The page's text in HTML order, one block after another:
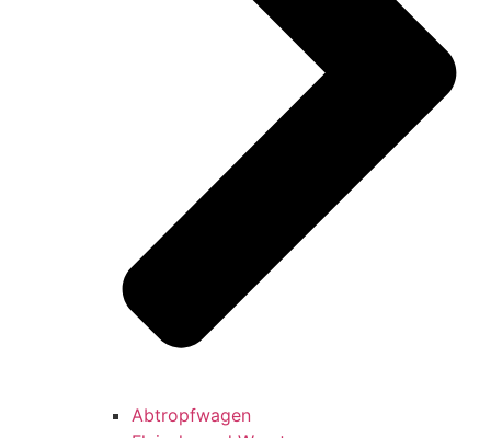
Abtropfwagen